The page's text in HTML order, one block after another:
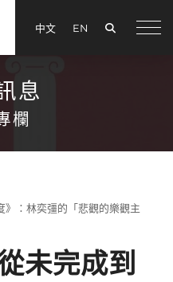
中文 EN
息
欄
》：林奕彊的「悲觀的樂觀主
未完成到